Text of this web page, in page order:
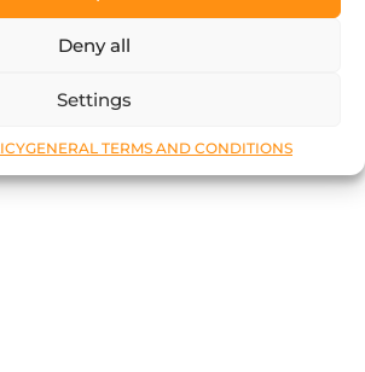
Deny all
Settings
GENERAL TERMS AND CONDITIONS